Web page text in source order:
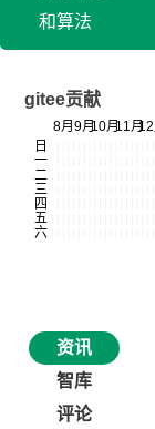
和算法
gitee贡献
资讯
智库
评论